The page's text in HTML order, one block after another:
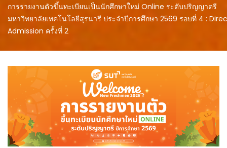
การรายงานตัวขึ้นทะเบียนเป็นนักศึกษาใหม่ Online ระดับปริญญาตรี
มหาวิทยาลัยเทคโนโลยีสุรนารี ประจำปีการศึกษา 2569 รอบที่ 4 :
Admission ครั้งที่ 2